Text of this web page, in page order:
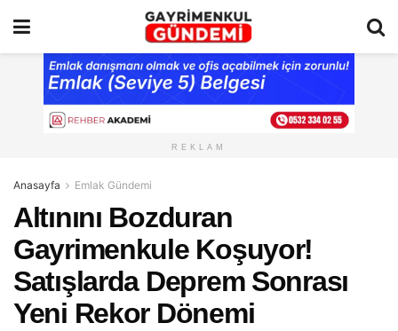
REKLAM
Anasayfa Emlak Gündemi
Altınını Bozduran
Gayrimenkule Koşuyor!
Satışlarda Deprem Sonrası
Yeni Rekor Dönemi